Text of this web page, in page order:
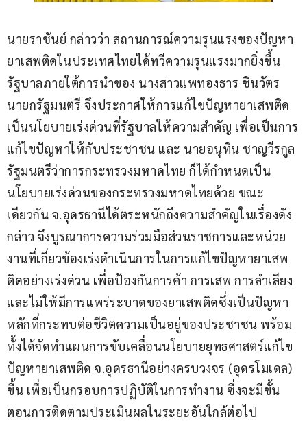
นายราชันย์ กล่าวว่า สถานการณ์ความรุนแรงของปัญหา
ยาเสพติดในประเทศไทยได้ทวีความรุนแรงมากยิ่งขึ้น
รัฐบาลภายใต้การนำของ นางสาวแพทองธาร ชินวัตร
นายกรัฐมนตรี จึงประกาศให้การแก้ไขปัญหายาเสพติด
เป็นนโยบายเร่งด่วนที่รัฐบาลให้ความสำคัญ เพื่อเป็นการ
แก้ไขปัญหาให้กับประชาชน และ นายอนุทิน ชาญวีรกูล
รัฐมนตรีว่าการกระทรวงมหาดไทย ก็ได้กำหนดเป็น
นโยบายเร่งด่วนของกระทรวงมหาดไทยด้วย ขณะ
เดียวกัน จ.อุดรธานีได้ตระหนักถึงความสำคัญในเรื่องดัง
กล่าว จึงบูรณาการความร่วมมือส่วนราชการและหน่วย
งานที่เกี่ยวข้องเร่งดำเนินการในการแก้ไขปัญหายาเสพ
ติดอย่างเร่งด่วน เพื่อป้องกันการค้า การเสพ การลำเลียง
และไม่ให้มีการแพร่ระบาดของยาเสพติดซึ่งเป็นปัญหา
หลักที่กระทบต่อชีวิตความเป็นอยู่ของประชาชน พร้อม
ทั้งได้จัดทำแผนการขับเคลื่อนนโยบายยุทธศาสตร์แก้ไข
ปัญหายาเสพติด จ.อุดรธานีอย่างครบวงจร (อุดรโมเดล)
ขึ้น เพื่อเป็นกรอบการปฏิบัติในการทำงาน ซึ่งจะมีขั้น
ตอนการติดตามประเมินผลในระยะอันใกล้ต่อไป